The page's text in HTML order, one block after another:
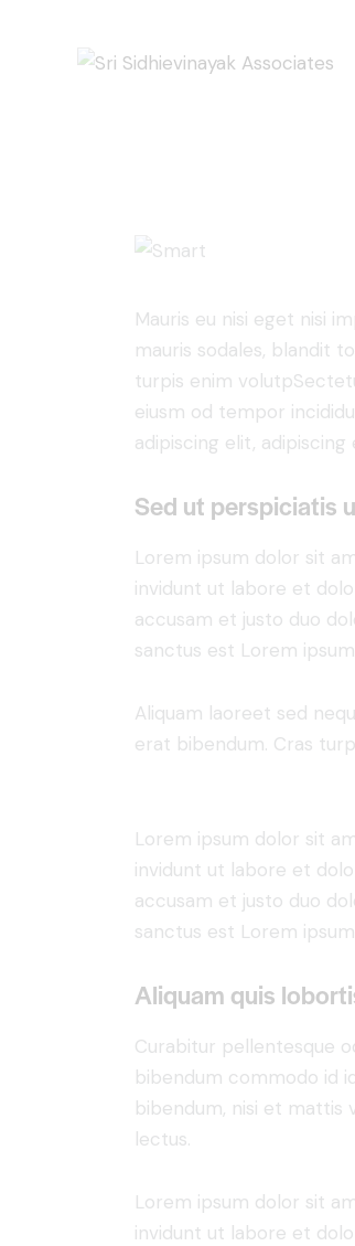
Mauris eu nisi eget nisi
mauris sodales, blandit
turpis enim
eiusm od tempor
adipiscing elit, adipiscing
Sed ut perspiciatis
Lorem ipsum dolor sit
invidunt ut labore et
accusam et justo duo
sanctus est Lorem
Aliquam laoreet sed
erat bibendum. Cras
Lorem ipsum dolor sit
invidunt ut labore et
accusam et justo duo
sanctus est Lorem
Aliquam quis
Curabitur pellentesque
bibendum commodo id
bibendum, nisi et mattis
lectus.
Lorem ipsum dolor sit
invidunt ut labore et